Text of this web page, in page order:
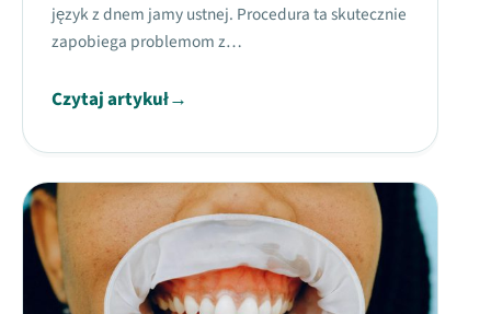
język z dnem jamy ustnej. Procedura ta skutecznie
zapobiega problemom z…
Czytaj artykuł→